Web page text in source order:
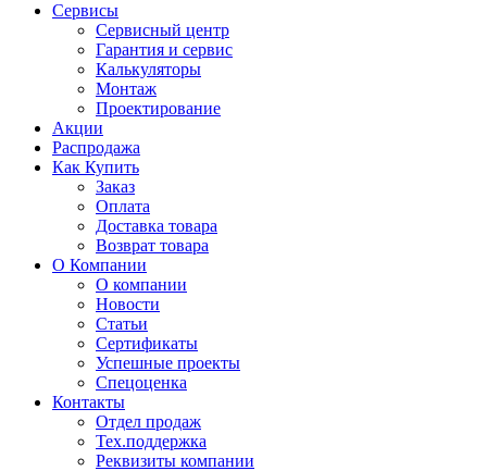
Сервисы
Сервисный центр
Гарантия и сервис
Калькуляторы
Монтаж
Проектирование
Акции
Распродажа
Как Купить
Заказ
Оплата
Доставка товара
Возврат товара
О Компании
О компании
Новости
Статьи
Сертификаты
Успешные проекты
Спецоценка
Контакты
Отдел продаж
Тех.поддержка
Реквизиты компании